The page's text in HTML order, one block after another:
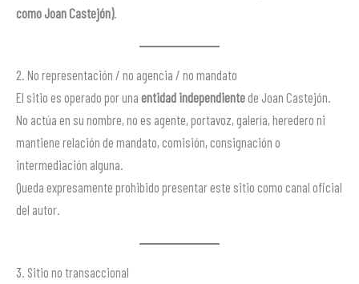
como Joan Castejón).
2. No representación / no agencia / no mandato
El sitio es operado por una entidad independientede Joan Castejón.
No actúa en su nombre, no es agente, portavoz, galería, heredero ni
mantiene relación de mandato, comisión, consignación o
intermediación alguna.
Queda expresamente prohibido presentar este sitio como canal oficial
del autor.
3. Sitio no transaccional